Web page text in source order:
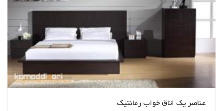
عناصر یک اتاق خواب رمانتیک